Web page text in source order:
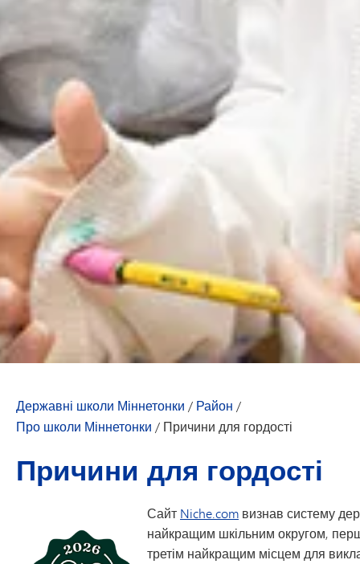
Державні школи Міннетонки / Район /
Про школи Міннетонки / Причини для гордості
Причини для гордості
Сайт Niche.com визнав систему
найкращим шкільним округом,
третім найкращим місцем для